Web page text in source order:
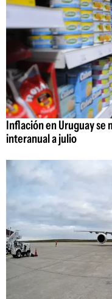
Inflación en Uruguay se
interanual a julio